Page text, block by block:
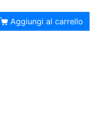
Aggiungi al carrello